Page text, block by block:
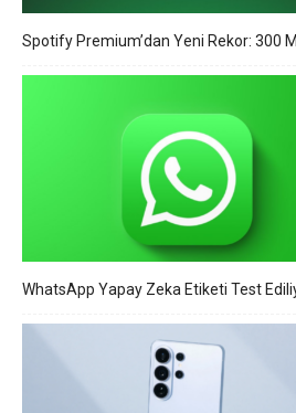
Spotify Premium’dan Yeni Rekor: 300
WhatsApp Yapay Zeka Etiketi Test